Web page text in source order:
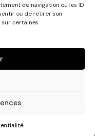
de navigation ou les ID
ou de retirer son
certaines